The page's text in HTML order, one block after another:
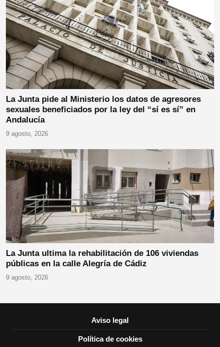
La Junta pide al Ministerio los datos de agresores
sexuales beneficiados por la ley del “sí es sí” en
Andalucía
9 agosto, 2026
La Junta ultima la rehabilitación de 106 viviendas
públicas en la calle Alegría de Cádiz
9 agosto, 2026
Aviso legal
Política de cookies